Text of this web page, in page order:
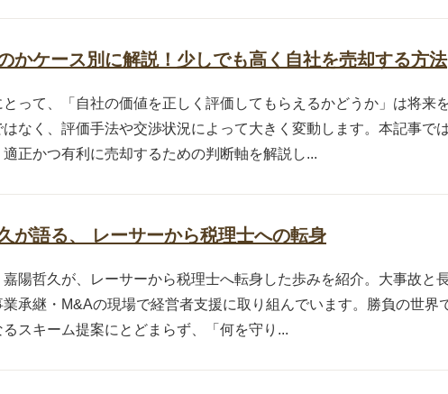
かケース別に解説！少しでも高く自社を売却する方法
って、「自社の価値を正しく評価してもらえるかどうか」は将来
なく、評価手法や交渉状況によって大きく変動します。本記事で
正かつ有利に売却するための判断軸を解説し...
が語る、 レーサーから税理士への転身
陽哲久が、レーサーから税理士へ転身した歩みを紹介。大事故と
承継・M&Aの現場で経営者支援に取り組んでいます。勝負の世界
スキーム提案にとどまらず、「何を守り...